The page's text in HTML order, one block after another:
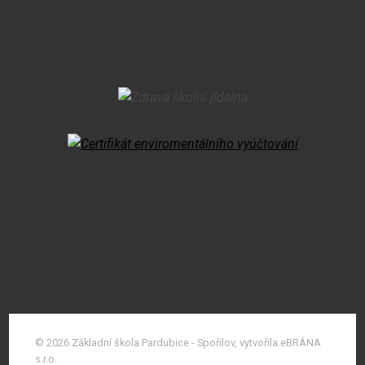
© 2026 Základní škola Pardubice - Spořilov, vytvořila eBRÁNA
s.r.o.